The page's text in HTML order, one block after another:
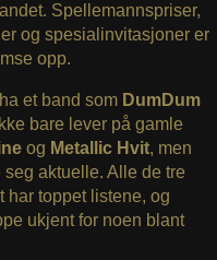
Spellemannspriser,
og spesialinvitasjoner er
opp.
et band somDumDum
bare lever på gamle
og Metallic Hvit, men
aktuelle. Alle de tre
har toppet listene, og
ukjent for noen blant